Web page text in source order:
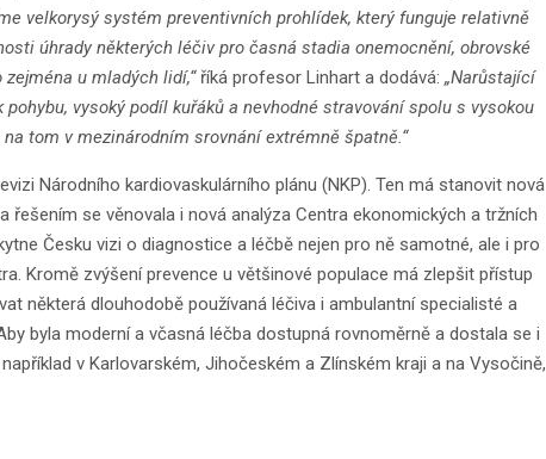
velkorysý systém preventivních prohlídek, který funguje relativně
úhrady některých léčiv pro časná stadia onemocnění, obrovské
u mladých lidí,“říká profesor Linhart a dodává: „Narůstající
vysoký podíl kuřáků a nevhodné stravování spolu s vysokou
tom v mezinárodním srovnání extrémně špatně.“
Národního kardiovaskulárního plánu (NKP). Ten má stanovit nová
řešením se věnovala i nová analýza Centra ekonomických a tržních
Česku vizi o diagnostice a léčbě nejen pro ně samotné, ale i pro
Kromě zvýšení prevence u většinové populace má zlepšit přístup
některá dlouhodobě používaná léčiva i ambulantní specialisté a
byla moderní a včasná léčba dostupná rovnoměrně a dostala se i
v Karlovarském, Jihočeském a Zlínském kraji a na Vysočině,